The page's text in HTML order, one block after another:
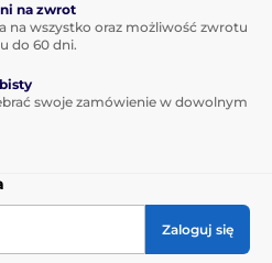
na zwrot
na wszystko oraz możliwość zwrotu
do 60 dni.
swoje zamówienie w dowolnym
Zaloguj się